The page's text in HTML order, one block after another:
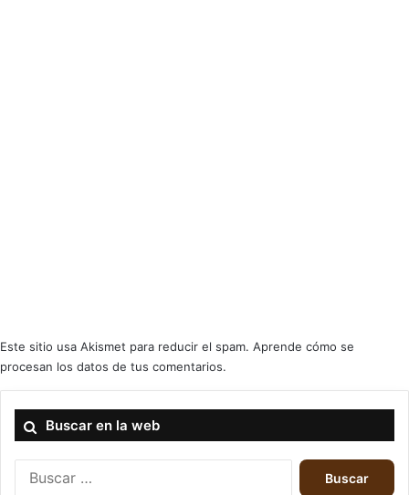
Este sitio usa Akismet para reducir el spam. Aprende cómo se
procesan los datos de tus comentarios.
Buscar en la web
Buscar: